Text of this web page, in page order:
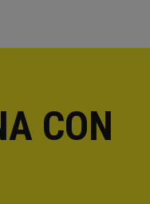
CON